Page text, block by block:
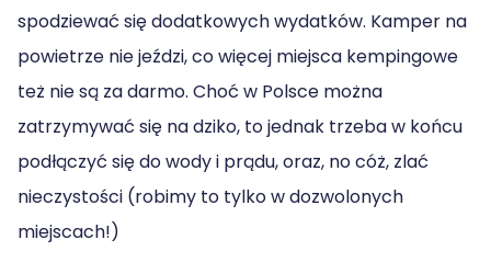
spodziewać się dodatkowych wydatków. Kamper na
powietrze nie jeździ, co więcej miejsca kempingowe
też nie są za darmo. Choć w Polsce można
zatrzymywać się na dziko, to jednak trzeba w końcu
podłączyć się do wody i prądu, oraz, no cóż, zlać
nieczystości (robimy to tylko w dozwolonych
miejscach!)